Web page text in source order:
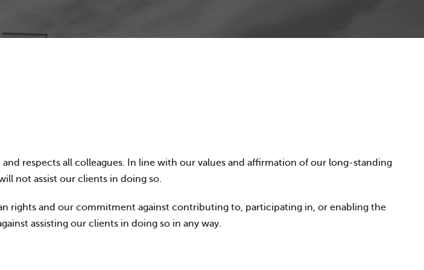
respects all colleagues. In line with our values and affirmation of our long-standing
not assist our clients in doing so.
rights and our commitment against contributing to, participating in, or enabling the
assisting our clients in doing so in any way.